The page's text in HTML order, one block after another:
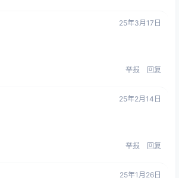
25年3月17日
举报 回复
25年2月14日
举报 回复
25年1月26日